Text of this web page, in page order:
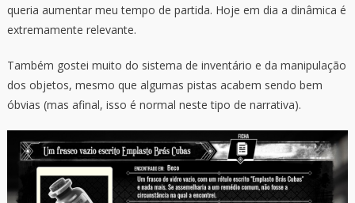
queria aumentar meu tempo de partida. Hoje em dia a dinâmica é
extremamente relevante.
Também gostei muito do sistema de inventário e da manipulação
dos objetos, mesmo que algumas pistas acabem sendo bem
óbvias (mas afinal, isso é normal neste tipo de narrativa).